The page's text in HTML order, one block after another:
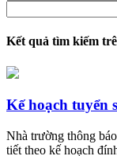
Kết quả tìm kiếm
Kế hoạch tuyển
Nhà trường thông
tiết theo kế hoạch